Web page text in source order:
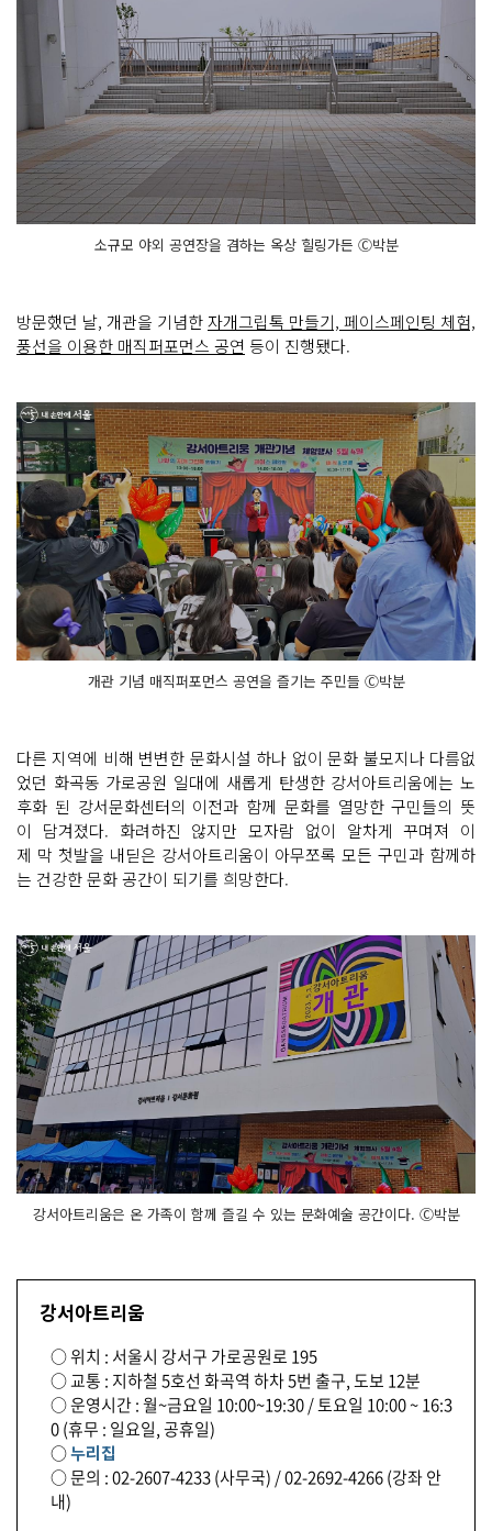
소규모 야외 공연장을 겸하는 옥상 힐링가든 Ⓒ박분
방문했던 날, 개관을 기념한자개그립톡 만들기, 페이스페인팅 체험,
풍선을 이용한 매직퍼포먼스 공연 등이 진행됐다.
개관 기념 매직퍼포먼스 공연을 즐기는 주민들 Ⓒ박분
다른 지역에 비해 변변한 문화시설 하나 없이 문화 불모지나 다름없
었던 화곡동 가로공원 일대에 새롭게 탄생한 강서아트리움에는 노
후화 된 강서문화센터의 이전과 함께 문화를 열망한 구민들의 뜻
이 담겨졌다. 화려하진 않지만 모자람 없이 알차게 꾸며져 이
제 막 첫발을 내딛은 강서아트리움이 아무쪼록 모든 구민과 함께하
는 건강한 문화 공간이 되기를 희망한다.
강서아트리움은 온 가족이 함께 즐길 수 있는 문화예술 공간이다. Ⓒ박분
강서아트리움
○ 위치 : 서울시 강서구 가로공원로 195
○ 교통 : 지하철 5호선 화곡역 하차 5번 출구, 도보 12분
○ 운영시간 : 월~금요일 10:00~19:30 / 토요일 10:00 ~ 16:3
0 (휴무 : 일요일, 공휴일)
○누리집
○ 문의 : 02-2607-4233 (사무국) / 02-2692-4266 (강좌 안
내)